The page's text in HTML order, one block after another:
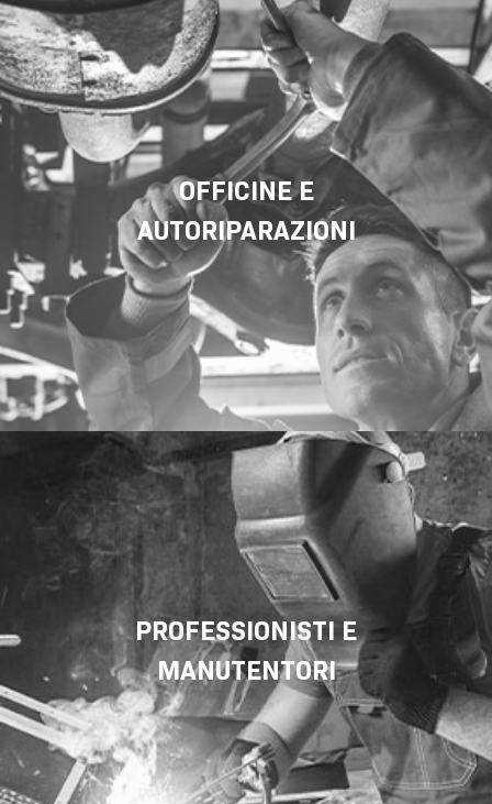
OFFICINE E
AUTORIPARAZIONI
PROFESSIONISTI E
MANUTENTORI